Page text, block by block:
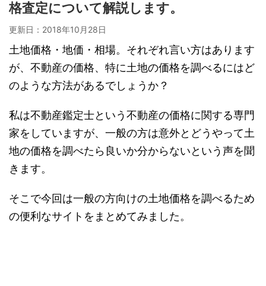
格査定について解説します。
更新日： 2018年10月28日
土地価格・地価・相場。それぞれ言い方はあります
が、不動産の価格、特に土地の価格を調べるにはど
のような方法があるでしょうか？
私は不動産鑑定士という不動産の価格に関する専門
家をしていますが、一般の方は意外とどうやって土
地の価格を調べたら良いか分からないという声を聞
きます。
そこで今回は一般の方向けの土地価格を調べるため
の便利なサイトをまとめてみました。